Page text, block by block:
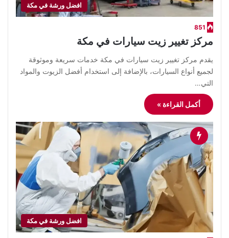
افضل ورشة في مكة
851
مركز تغيير زيت سيارات في مكة
يقدم مركز تغيير زيت سيارات في مكة خدمات سريعة وموثوقة
لجميع أنواع السيارات، بالإضافة إلى استخدام أفضل الزيوت والمواد
التي…
أكمل القراءة »
افضل ورشة في مكة